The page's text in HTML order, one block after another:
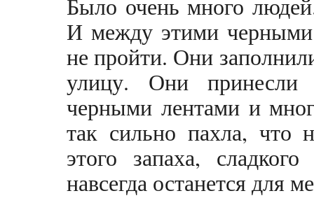
И между этими
не пройти. Они
улицу. Они
черными лентами и
так сильно пахла, что
этого запаха,
навсегда останется для